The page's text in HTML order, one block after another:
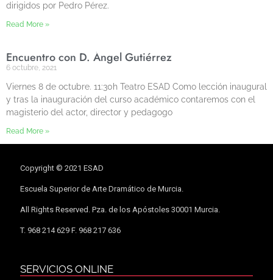
dirigidos por Pedro Pérez.
Read More »
Encuentro con D. Ángel Gutiérrez
6 octubre, 2021
Viernes 8 de octubre. 11:30h Teatro ESAD Como lección inaugural
y tras la inauguración del curso académico contaremos con el
magisterio del actor, director y pedagogo
Read More »
Copyright © 2021 ESAD
Escuela Superior de Arte Dramático de Murcia.
All Rights Reserved. Pza. de los Apóstoles 30001 Murcia.
T. 968 214 629 F. 968 217 636
SERVICIOS ONLINE